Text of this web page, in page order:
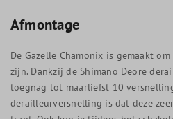
Afmontage
De Gazelle Chamonix is gemaakt
zijn. Dankzij de Shimano Deore
toegnag tot maarliefst 10
derailleurversnelling is dat deze